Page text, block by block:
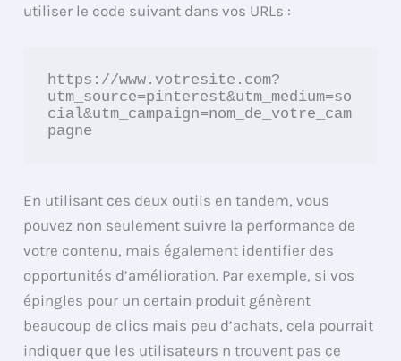
utiliser le code suivant dans vos URLs :
https://www.votresite.com?
utm_source=pinterest&utm_medium=so
cial&utm_campaign=nom_de_votre_cam
pagne
En utilisant ces deux outils en tandem, vous
pouvez non seulement suivre la performance de
votre contenu, mais également identifier des
opportunités d’amélioration. Par exemple, si vos
épingles pour un certain produit génèrent
beaucoup de clics mais peu d’achats, cela pourrait
indiquer que les utilisateurs n trouvent pas ce